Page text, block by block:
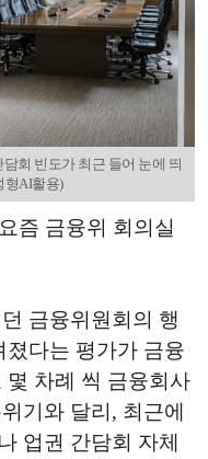
회 빈도가 최근 들어 눈에 띄
형AI활용)
즘 금융위 회의실
금융위원회의 행
다는 평가가 금융
몇 차례 씩 금융회사
기와 달리, 최근에
업권 간담회 자체